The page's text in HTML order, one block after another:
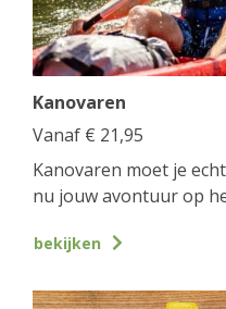
Kanovaren
Vanaf € 21,95
Kanovaren moet je
nu jouw avontuur op
bekijken